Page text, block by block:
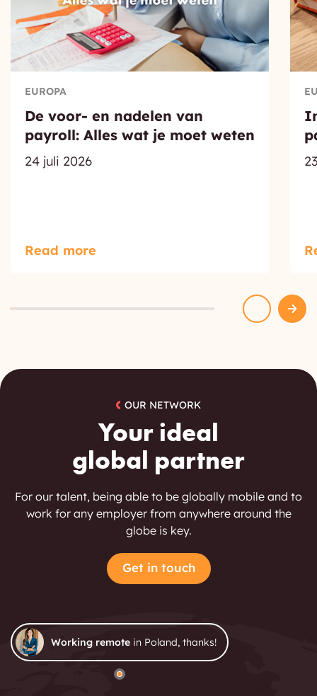
EUROPA
De voor- en nadelen van
payroll: Alles wat je moet weten
24 juli 2026
Read more
OUR NETWORK
Your ideal
global partner
For our talent, being able to be globally mobile and to
work for any employer from anywhere around the
globe is key.
Get in touch
Working remote in Poland, thanks!